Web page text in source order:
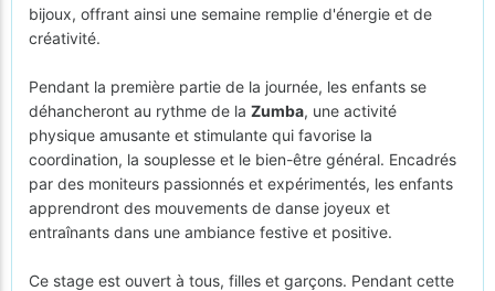
bijoux, offrant ainsi une semaine remplie d'énergie et de
créativité.
Pendant la première partie de la journée, les enfants se
déhancheront au rythme de la Zumba, une activité
physique amusante et stimulante qui favorise la
coordination, la souplesse et le bien-être général. Encadrés
par des moniteurs passionnés et expérimentés, les enfants
apprendront des mouvements de danse joyeux et
entraînants dans une ambiance festive et positive.
Ce stage est ouvert à tous, filles et garçons. Pendant cette